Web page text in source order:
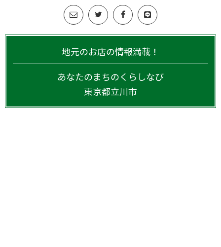
地元のお店の情報満載！
あなたのまちのくらしなび
東京都立川市